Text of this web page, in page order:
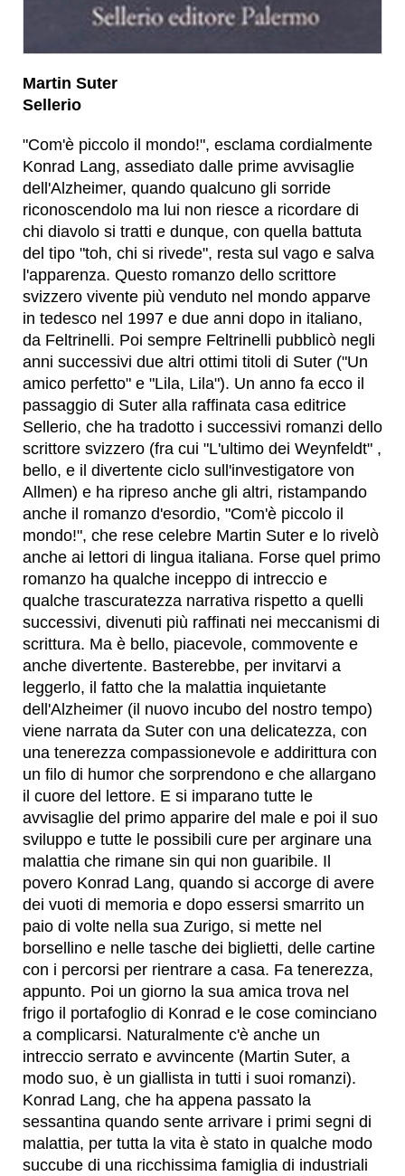
Martin Suter
Sellerio
"Com'è piccolo il mondo!", esclama cordialmente
Konrad Lang, assediato dalle prime avvisaglie
dell'Alzheimer, quando qualcuno gli sorride
riconoscendolo ma lui non riesce a ricordare di
chi diavolo si tratti e dunque, con quella battuta
del tipo "toh, chi si rivede", resta sul vago e salva
l'apparenza. Questo romanzo dello scrittore
svizzero vivente più venduto nel mondo apparve
in tedesco nel 1997 e due anni dopo in italiano,
da Feltrinelli. Poi sempre Feltrinelli pubblicò negli
anni successivi due altri ottimi titoli di Suter ("Un
amico perfetto" e "Lila, Lila"). Un anno fa ecco il
passaggio di Suter alla raffinata casa editrice
Sellerio, che ha tradotto i successivi romanzi dello
scrittore svizzero (fra cui "L'ultimo dei Weynfeldt" ,
bello, e il divertente ciclo sull'investigatore von
Allmen) e ha ripreso anche gli altri, ristampando
anche il romanzo d'esordio, "Com'è piccolo il
mondo!", che rese celebre Martin Suter e lo rivelò
anche ai lettori di lingua italiana. Forse quel primo
romanzo ha qualche inceppo di intreccio e
qualche trascuratezza narrativa rispetto a quelli
successivi, divenuti più raffinati nei meccanismi di
scrittura. Ma è bello, piacevole, commovente e
anche divertente. Basterebbe, per invitarvi a
leggerlo, il fatto che la malattia inquietante
dell'Alzheimer (il nuovo incubo del nostro tempo)
viene narrata da Suter con una delicatezza, con
una tenerezza compassionevole e addirittura con
un filo di humor che sorprendono e che allargano
il cuore del lettore. E si imparano tutte le
avvisaglie del primo apparire del male e poi il suo
sviluppo e tutte le possibili cure per arginare una
malattia che rimane sin qui non guaribile. Il
povero Konrad Lang, quando si accorge di avere
dei vuoti di memoria e dopo essersi smarrito un
paio di volte nella sua Zurigo, si mette nel
borsellino e nelle tasche dei biglietti, delle cartine
con i percorsi per rientrare a casa. Fa tenerezza,
appunto. Poi un giorno la sua amica trova nel
frigo il portafoglio di Konrad e le cose cominciano
a complicarsi. Naturalmente c'è anche un
intreccio serrato e avvincente (Martin Suter, a
modo suo, è un giallista in tutti i suoi romanzi).
Konrad Lang, che ha appena passato la
sessantina quando sente arrivare i primi segni di
malattia, per tutta la vita è stato in qualche modo
succube di una ricchissima famiglia di industriali